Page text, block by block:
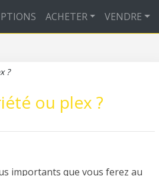
ACHETER VENDRE
?
ou plex ?
importants que vous ferez au